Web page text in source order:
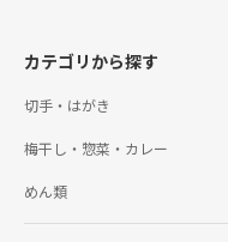
カテゴリから探す
切手・はがき
梅干し・惣菜・カレー
めん類